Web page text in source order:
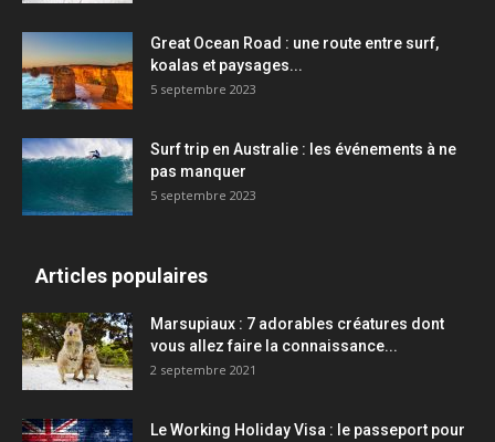
Great Ocean Road : une route entre surf,
koalas et paysages...
5 septembre 2023
Surf trip en Australie : les événements à ne
pas manquer
5 septembre 2023
Articles populaires
Marsupiaux : 7 adorables créatures dont
vous allez faire la connaissance...
2 septembre 2021
Le Working Holiday Visa : le passeport pour